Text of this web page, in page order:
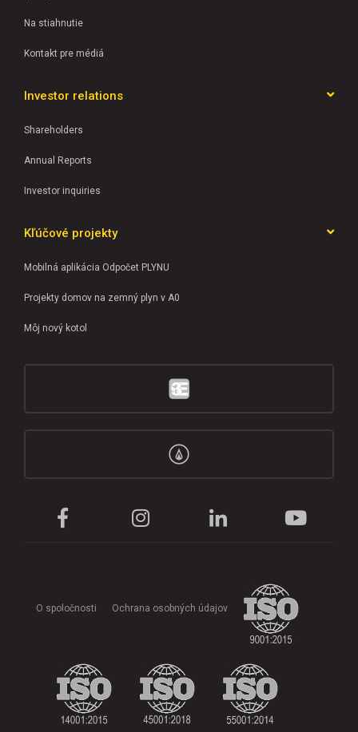
Na stiahnutie
Kontakt pre médiá
Investor relations
Shareholders
Annual Reports
Investor inquiries
Kľúčové projekty
Mobilná aplikácia Odpočet PLYNU
Projekty domov na zemný plyn v A0
Môj nový kotol
O spoločnosti Ochrana osobných údajov